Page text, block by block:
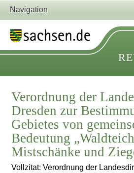
Navigation
Verordnung der
Dresden zur
Gebietes von
Bedeutung
Mistschänke und
Vollzitat: Verordnung der